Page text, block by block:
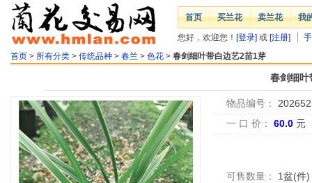
首页 买兰花 卖兰花 我
您好，欢迎您！ [登录] 或 [注册]
首页 > 所有分类 > 传统品种 > 春兰 > 色花 > 春剑细叶带白边艺2苗1芽
春剑细叶
物品编号：
一 口 价：
60.0 元
可售数量： 1盆(件)